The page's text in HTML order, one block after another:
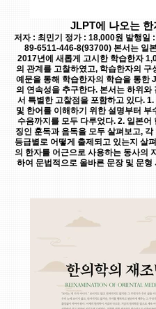
JLPT에 나오는 한
저자 : 최민기 정가 : 18,000원 발행일
89-6511-446-8(93700) 본서는 일
2017년에 새롭게 고시한 학습한자
의 관계를 고찰하였고, 학습한자의 구
예문을 통해 학습한자의 학습을 통한
의 연속성을 추구한다. 본서는 하위와
서 특별한 고찰점을 포함하고 있다.
및 한어를 이해하기 위한 설명부터 부
수음까지를 모두 다루었다. 2. 일본어
징인 훈독과 음독을 모두 살펴보고,
등급별로 어떻게 출제되고 있는지 살
의 한자를 어근으로 사용하는 동사의
하여 문법적으로 올바른 문장 및 문형